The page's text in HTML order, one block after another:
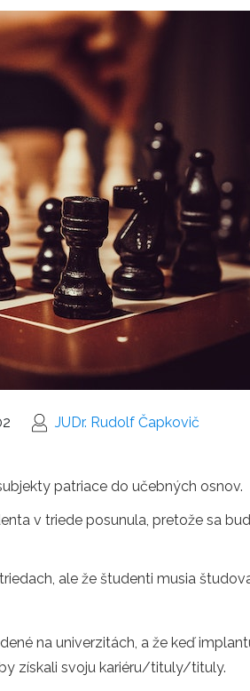
JUDr. Rudolf Čapkovič
patriace do učebných osnov.
v triede posunula, pretože sa
ale že študenti musia
na univerzitách, a že keď
získali svoju kariéru/tituly/tituly.